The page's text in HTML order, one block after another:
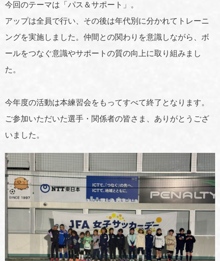
今回のテーマは「パス＆サポート」。
アップは全員で行い、その後は年代別に分かれてトレーニ
ングを実施しました。仲間との関わりを意識しながら、ボ
ールをつなぐ意識やサポートの質の向上に取り組みまし
た。
今年度の活動は本練習会をもってすべて終了となります。
ご参加いただいた選手・関係者の皆さま、ありがとうござ
いました。